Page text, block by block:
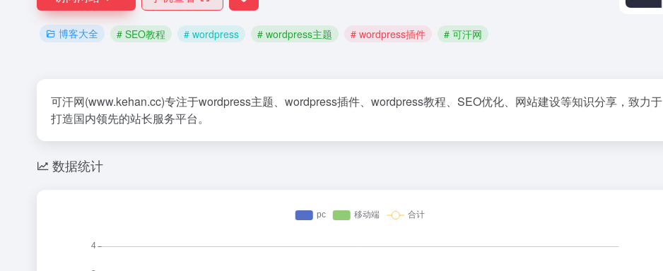
博客大全 # SEO教程 # wordpress # wordpress主题 # wordpress插件 # 可汗网
可汗网(www.kehan.cc)专注于wordpress主题、wordpress插件、wordpress教程、SEO优化、网站建设等知识分享，致力于
打造国内领先的站长服务平台。
数据统计